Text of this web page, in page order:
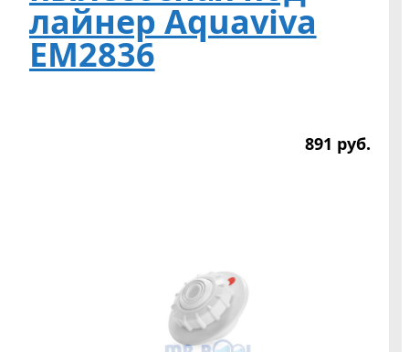
лайнер Aquaviva
EM2836
891 руб.